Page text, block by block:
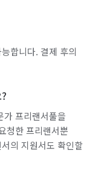
합니다. 결제 후의
가 프리랜서풀을
청한 프리랜서뿐
의 지원서도 확인할